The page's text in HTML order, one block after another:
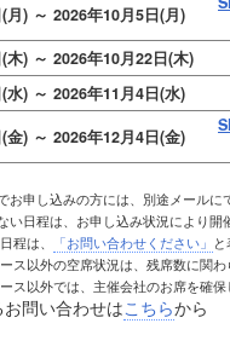
月) ～ 2026年10月5日(月)
木) ～ 2026年10月22日(木)
水) ～ 2026年11月4日(水)
金) ～ 2026年12月4日(金)
金) ～ 2027年1月8日(金)
火) ～ 2027年2月2日(火)
月) ～ 2027年2月15日(月)
お申し込みの方には、別途メールに
い日程は、お申し込み状況により開
程は、
「お問い合わせください」
ス以外の空席状況は、残席数に関
ス以外では、主催会社のお席を確保
問い合わせはこちらから